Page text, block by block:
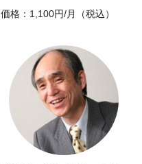
価格：1,100円/月（税込）